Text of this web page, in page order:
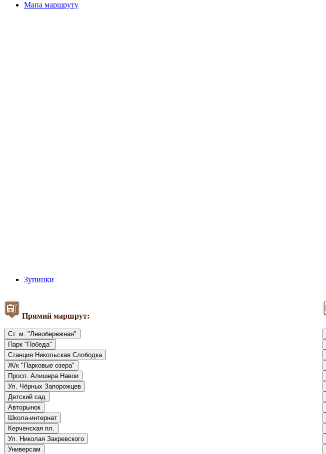
Мапа маршруту
Зупинки
Прямий маршрут:
Ст. м. "Левобережная"
Парк "Победа"
Станция Никольская Слободка
Ж/к "Парковые озера"
Просп. Алишера Навои
Ул. Чёрных Запорожцев
Детский сад
Авторынок
Школа-интернат
Керченская пл.
Ул. Николая Закревского
Универсам